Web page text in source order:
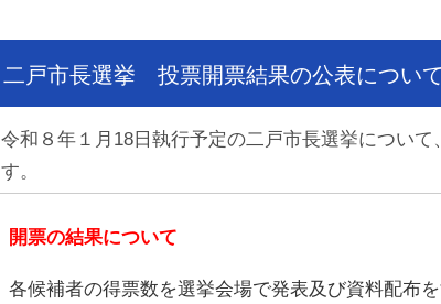
二戸市長選挙 投票開票結果の公表について
令和８年１月18日執行予定の二戸市長選挙につい
す。
開票の結果について
各候補者の得票数を選挙会場で発表及び資料配布